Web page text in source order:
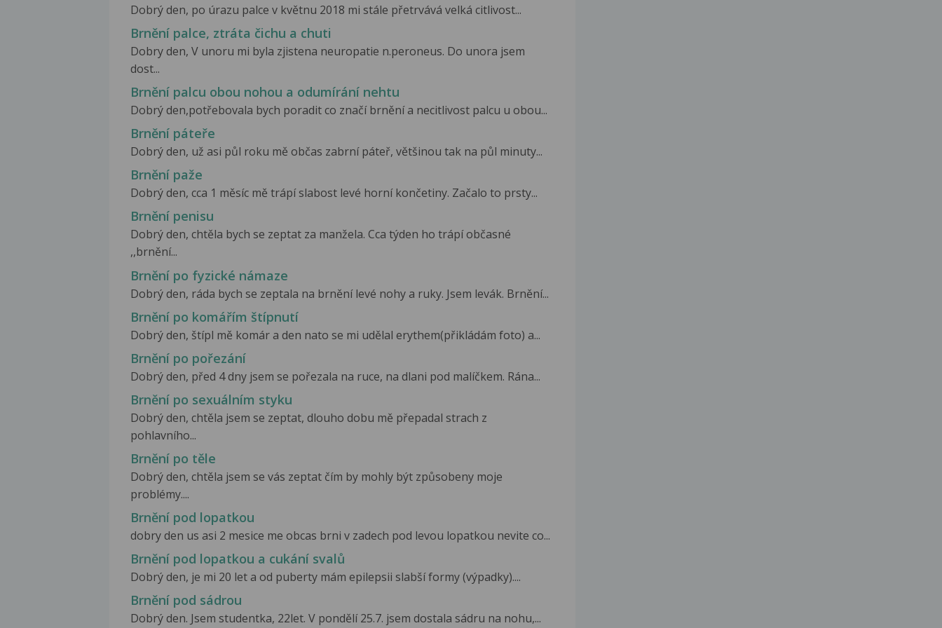
Dobrý den, po úrazu palce v květnu 2018 mi stále přetrvává velká citlivost...
Brnění palce, ztráta čichu a chuti
Dobry den, V unoru mi byla zjistena neuropatie n.peroneus. Do unora jsem
dost...
Brnění palcu obou nohou a odumírání nehtu
Dobrý den,potřebovala bych poradit co značí brnění a necitlivost palcu u obou...
Brnění páteře
Dobrý den, už asi půl roku mě občas zabrní páteř, většinou tak na půl minuty...
Brnění paže
Dobrý den, cca 1 měsíc mě trápí slabost levé horní končetiny. Začalo to prsty...
Brnění penisu
Dobrý den, chtěla bych se zeptat za manžela. Cca týden ho trápí občasné
,,brnění...
Brnění po fyzické námaze
Dobrý den, ráda bych se zeptala na brnění levé nohy a ruky. Jsem levák. Brnění...
Brnění po komářím štípnutí
Dobrý den, štípl mě komár a den nato se mi udělal erythem(přikládám foto) a...
Brnění po pořezání
Dobrý den, před 4 dny jsem se pořezala na ruce, na dlani pod malíčkem. Rána...
Brnění po sexuálním styku
Dobrý den, chtěla jsem se zeptat, dlouho dobu mě přepadal strach z
pohlavního...
Brnění po těle
Dobrý den, chtěla jsem se vás zeptat čím by mohly být způsobeny moje
problémy....
Brnění pod lopatkou
dobry den us asi 2 mesice me obcas brni v zadech pod levou lopatkou nevite co...
Brnění pod lopatkou a cukání svalů
Dobrý den, je mi 20 let a od puberty mám epilepsii slabší formy (výpadky)....
Brnění pod sádrou
Dobrý den. Jsem studentka, 22let. V pondělí 25.7. jsem dostala sádru na nohu,...